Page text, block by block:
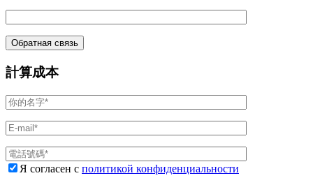
計算成本
Я согласен с политикой конфиденциальности